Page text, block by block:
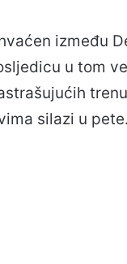
između
u tom
silazi u pete.